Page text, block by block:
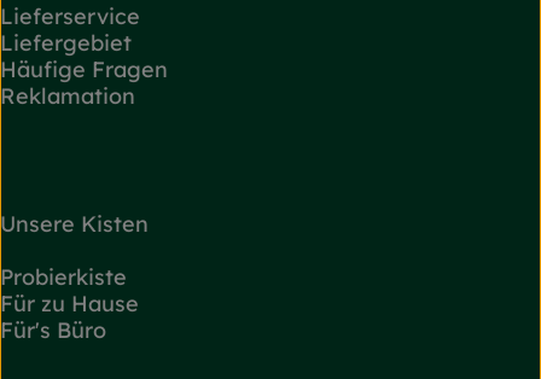
Lieferservice
Liefergebiet
Häufige Fragen
Reklamation
Unsere Kisten
Probierkiste
Für zu Hause
Für's Büro